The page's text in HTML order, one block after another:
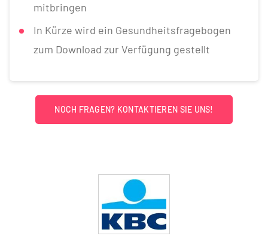
mitbringen
In Kürze wird ein Gesundheitsfragebogen
zum Download zur Verfügung gestellt
NOCH FRAGEN? KONTAKTIEREN SIE UNS!